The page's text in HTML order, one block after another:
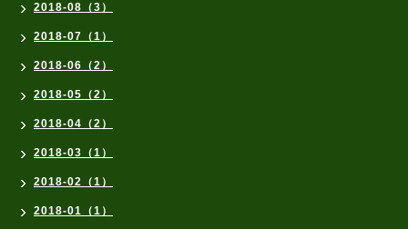
2018-08（3）
2018-07（1）
2018-06（2）
2018-05（2）
2018-04（2）
2018-03（1）
2018-02（1）
2018-01（1）